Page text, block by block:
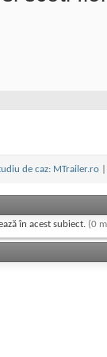
de caz: MTrailer.ro
în acest subiect. (0